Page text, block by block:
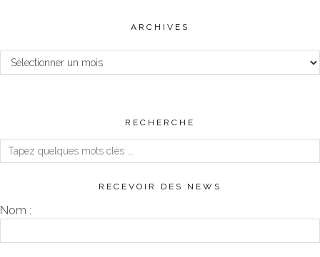
ARCHIVES
Archives
RECHERCHE
RECEVOIR DES NEWS
Nom :